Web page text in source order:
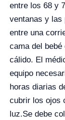
entre los 68 y
ventanas y las
entre una
cama del
cálido. El
equipo
horas diarias
cubrir los ojos
luz.Se debe